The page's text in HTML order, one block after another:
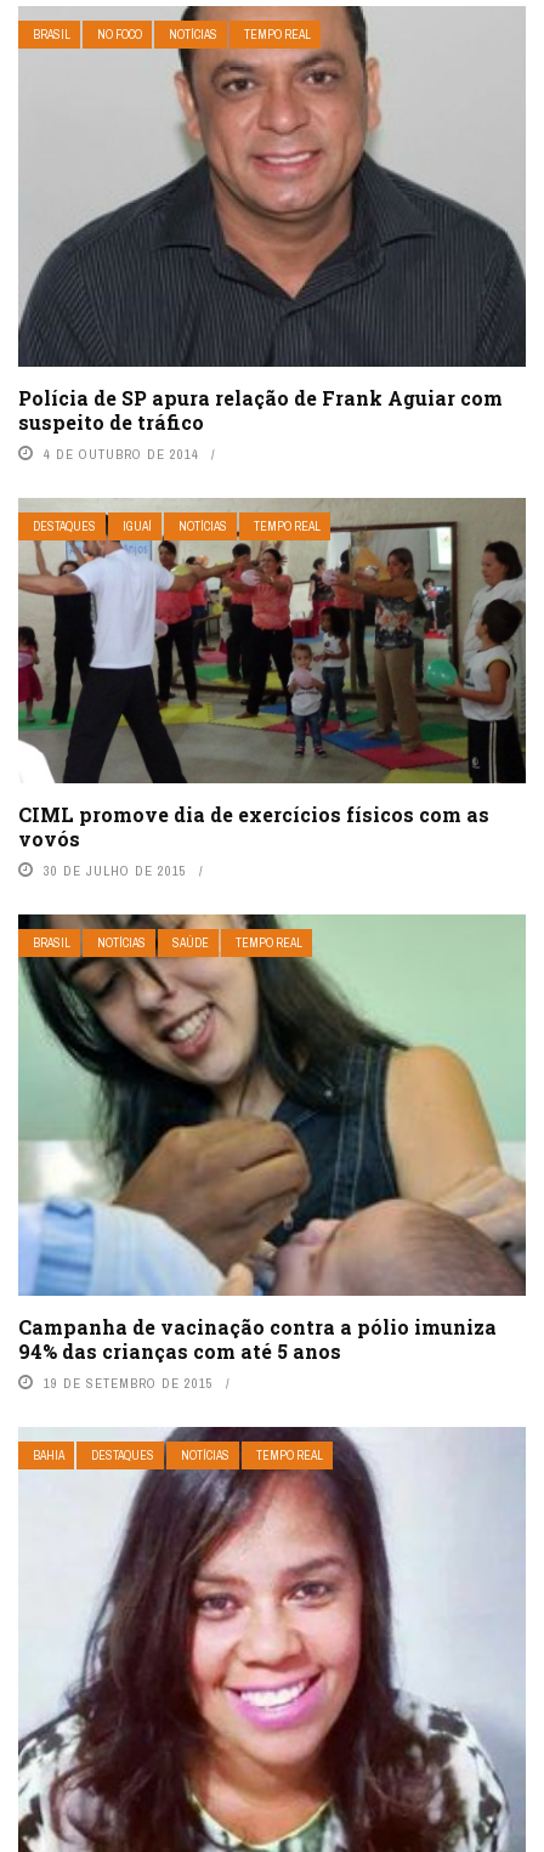
BRASIL NO FOCO NOTÍCIAS TEMPO REAL
Polícia de SP apura relação de Frank Aguiar com
suspeito de tráfico
4 DE OUTUBRO DE 2014
DESTAQUES IGUAÍ NOTÍCIAS TEMPO REAL
CIML promove dia de exercícios físicos com as
vovós
30 DE JULHO DE 2015
BRASIL NOTÍCIAS SAÚDE TEMPO REAL
Campanha de vacinação contra a pólio imuniza
94% das crianças com até 5 anos
19 DE SETEMBRO DE 2015
BAHIA DESTAQUES NOTÍCIAS TEMPO REAL